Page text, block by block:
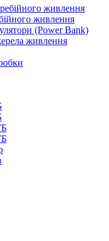
живлення
живлення
(Power Bank)
живлення